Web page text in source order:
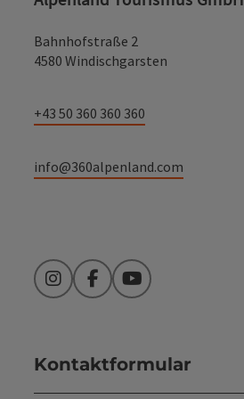
Bahnhofstraße 2
4580 Windischgarsten
+43 50 360 360 360
info@360alpenland.com
InstagramFacebookYouTube
Kontaktformular